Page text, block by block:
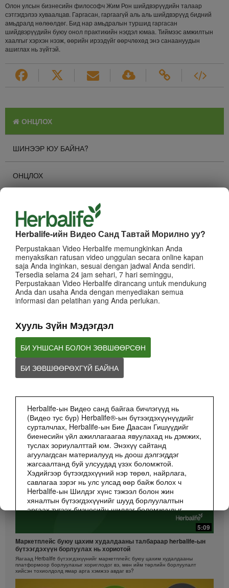
Herbalife-ийн Видео Санд Тавтай Морилно уу?
Perpustakaan Video Herbalife memungkinkan Anda
menyaksikan ratusan video unggulan secara online kapan
saja Anda inginkan, sesuai dengan jadwal Anda sendiri.
Tersedia selama 24 jam sehari, 7 hari seminggu,
Perpustakaan Video Herbalife dirancang untuk mendukung
Anda dan usaha Anda dengan menyediakan semua
informasi dan pelatihan yang Anda perlukan.
Хууль Зүйн Мэдэгдэл
БИ УНШСАН БОЛОН ЗӨВШӨӨРСӨН
БИ ЗӨВШӨӨРӨХГҮЙ БАЙНА
Herbalife-ын Видео санд байгаа бичлэгүүд нь
(Видео тус бүр) Herbalife®-ын бүтээгдэхүүнүүдийг
сурталчлах, Herbalife-ын Бие Даасан Гишүүдийг
биенесийн үйл ажиллагаагаа явуулахад нь дэмжих,
туслах зориулалттай юм. Энэхүү сайтанд
агуулагдсан материалууд нь доош дэлгэгддэг
жагсаалтанд буй улсуудад үзэх боломжтой.
Хэдийгээр бүтээгдэхүүний нэр төрөл, найрлага,
савлагаа зэрэг нь улс улсад өөр байж болох ч
Herbalife-ын Шилдэг хүнс тэжээл болон жин
хяналтын бүтээгдэхүүнийг шууд борлуулалтын
аргаах түгээх бизнесийн шилдэг боломжуудыг
санал болгох замаар Хүмүүсийн амьдралыг илүү
юм.
Бичлэгүүд Маркетингийн төлөвлөгөөний өөр өөр
шатлалтын, өөр улс орны зарим Herbalife-ын Бие
Даасан Гишүүдийн борлуулалтын дүн, орлогын
туршлагыг агуулсан байж болох ч эдгээр нь жишээ
Олон улсын бизнесийн философч Жим Рон шийдвэрүүдийн талаар
сэтгэгдэлээ хуваалцав. Гаргасан, гаргаагүй аль аль шийдвэрүүд бидний
амьдралд нөлөөлдөг. Бид нар амьдралын туршид гаргасан
шийдвэрүүдийн буюу онол практикийн нэгдэл юмаа. Тиймээс амжилтын
хаалгыг хэрхэн нээж, өөрийн ирээдүйг өөрчлөхөд энэ санаануудын
ашиглах нь зүйтэй.
ОНЦЛОХ
ШИНЭЭР ЮУ БАЙНА?
ОНЦЛОХ
Суваг Сонгох
БИЗНЕС
БРЭНД БОЛОН ИВЭЭН ТЭТГЭЛТ
ХУВИЙН ХӨГЖИЛ
HERBALIFE -ИЙН АРГА ХЭМЖЭЭНҮҮД
ВЕБИНАР
БИЗНЕС Бүгдийг Харах
5:09
Mаркетплейс буюу цахим худалдааны талбараар herbalife-ын
бүтээгдэхүүн борлуулах нь хориотой
Яагаад Herbalife бүтээгдэхүүнийг маркетплейс буюу цахим худалдааны
платформоор борлуулахыг хориглодог вэ, мөн ийм төрлийн борлуулалт
хийсэн тохиолдолд ямар арга хэмжээ авдаг вэ?